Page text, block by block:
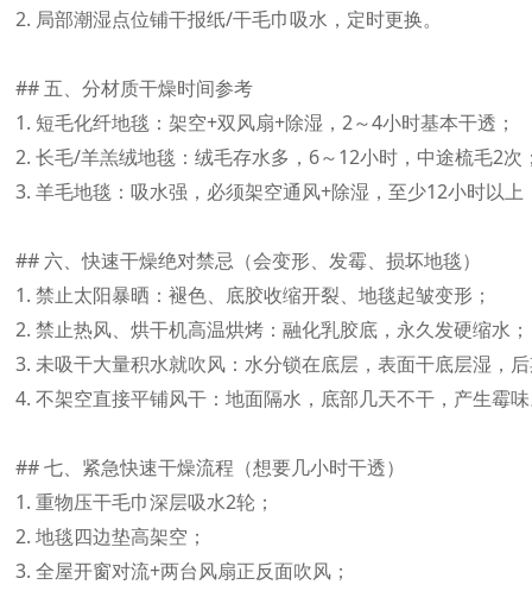
2. 局部潮湿点位铺干报纸/干毛巾吸水，定时更换。
## 五、分材质干燥时间参考
1. 短毛化纤地毯：架空+双风扇+除湿，2～4小时基本干透；
2. 长毛/羊羔绒地毯：绒毛存水多，6～12小时，中途梳毛2次
3. 羊毛地毯：吸水强，必须架空通风+除湿，至少12小时以上
## 六、快速干燥绝对禁忌（会变形、发霉、损坏地毯）
1. 禁止太阳暴晒：褪色、底胶收缩开裂、地毯起皱变形；
2. 禁止热风、烘干机高温烘烤：融化乳胶底，永久发硬缩水；
3. 未吸干大量积水就吹风：水分锁在底层，表面干底层湿，
4. 不架空直接平铺风干：地面隔水，底部几天不干，产生霉
## 七、紧急快速干燥流程（想要几小时干透）
1. 重物压干毛巾深层吸水2轮；
2. 地毯四边垫高架空；
3. 全屋开窗对流+两台风扇正反面吹风；